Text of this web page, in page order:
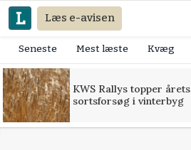
Læs e-avisen
Seneste Mest læste Kvæg
KWS Rallys topper årets
sortsforsøg i vinterbyg